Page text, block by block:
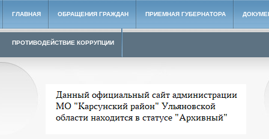
ГЛАВНАЯ ОБРАЩЕНИЯ ГРАЖДАН ПРИЕМНАЯ ГУБЕРНАТОРА
ПРОТИВОДЕЙСТВИЕ КОРРУПЦИИ